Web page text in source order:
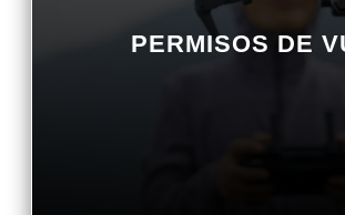
PERMISOS DE